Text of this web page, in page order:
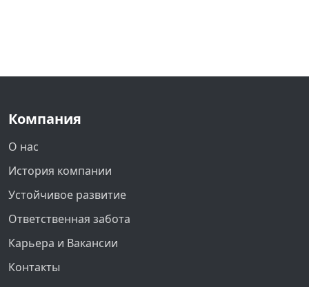
Компания
О нас
История компании
Устойчивое развитие
Ответственная забота
Карьера и Вакансии
Контакты